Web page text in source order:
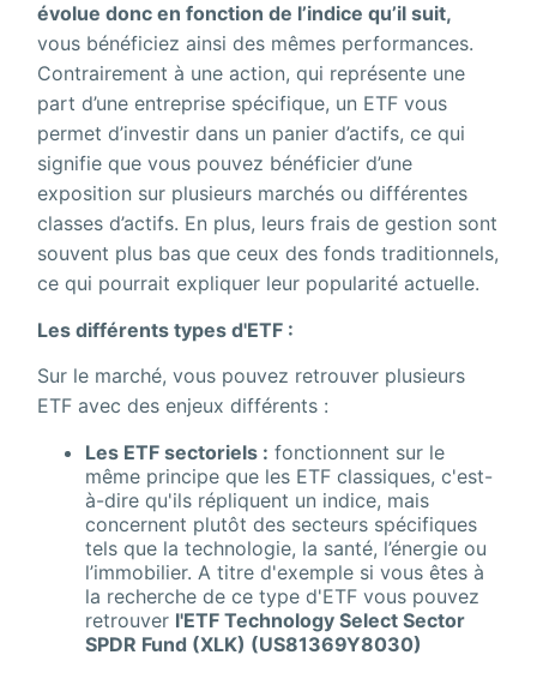
évolue donc en fonction de l’indice qu’il suit,
vous bénéficiez ainsi des mêmes performances.
Contrairement à une action, qui représente une
part d’une entreprise spécifique, un ETF vous
permet d’investir dans un panier d’actifs, ce qui
signifie que vous pouvez bénéficier d’une
exposition sur plusieurs marchés ou différentes
classes d’actifs. En plus, leurs frais de gestion sont
souvent plus bas que ceux des fonds traditionnels,
ce qui pourrait expliquer leur popularité actuelle.
Les différentstypes d'ETF :
Sur le marché, vous pouvez retrouver plusieurs
ETF avec des enjeux différents :
Les ETF sectoriels : fonctionnent sur le
même principe que les ETF classiques, c'est-
à-dire qu'ils répliquent un indice, mais
concernent plutôt des secteurs spécifiques
tels que la technologie, la santé, l’énergie ou
l’immobilier. A titre d'exemple si vous êtes à
la recherche de ce type d'ETF vous pouvez
retrouver l'ETF Technology Select Sector
SPDR Fund (XLK) (US81369Y8030)